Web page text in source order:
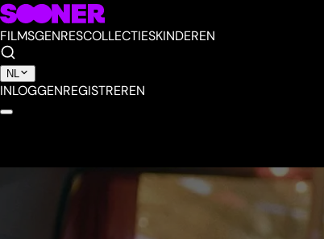
FILMSGENRESCOLLECTIESKINDEREN
NL
INLOGGENREGISTREREN